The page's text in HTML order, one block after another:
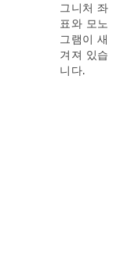
그니처 좌
표와 모노
그램이 새
겨져 있습
니다.